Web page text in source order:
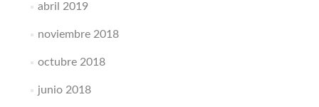
abril 2019
noviembre 2018
octubre 2018
junio 2018